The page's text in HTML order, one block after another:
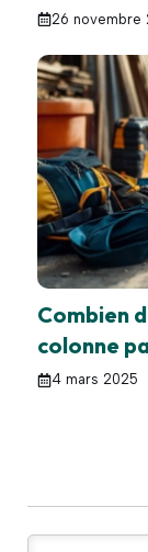
26 novembre
Combien
colonne
4 mars 2025